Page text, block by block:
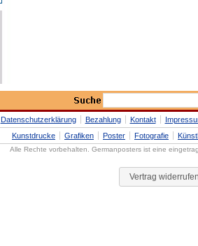
Datenschutzerklärung Bezahlung Kontakt
Kunstdrucke
Grafiken Poster Fotografie
Alle Rechte vorbehalten. Germanposters ist eine
Vertrag